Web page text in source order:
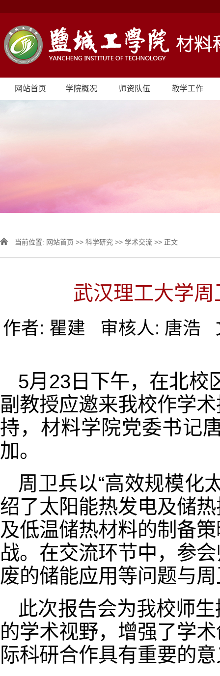
网站首页 学院概况 师资队伍 教学工作
当前位置: 网站首页 >> 科学研究 >> 学术交流 >> 正文
武汉理工大学
作者: 瞿建 审核人: 唐浩
5月23日下午，在北校
副教授应邀来我校作学
持，材料学院党委书记
加。
周卫兵以“高效规模化
绍了太阳能热发电及储
及低温储热材料的制备
战。在交流环节中，参
废的储能应用等问题与
此次报告会为我校师
的学术视野，增强了学
际科研合作具有重要的